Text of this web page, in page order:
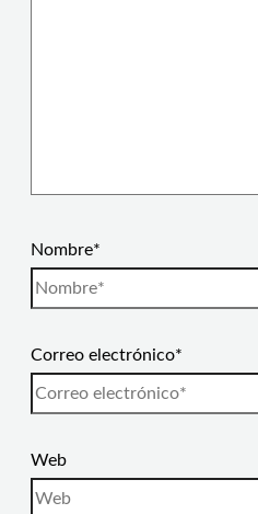
Nombre*
Correo electrónico*
Web